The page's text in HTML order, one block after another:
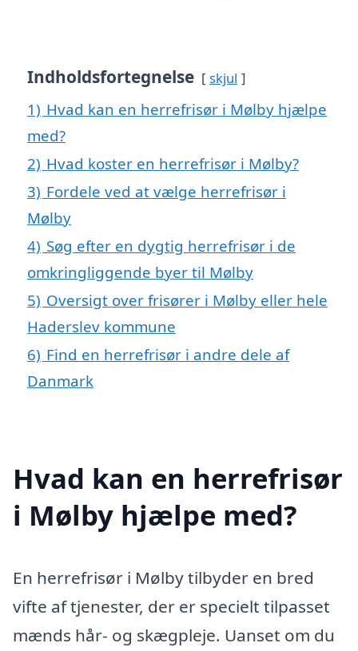
Indholdsfortegnelse skjul
1) Hvad kan en herrefrisør i Mølby hjælpe
med?
2) Hvad koster en herrefrisør i Mølby?
3) Fordele ved at vælge herrefrisør i
Mølby
4) Søg efter en dygtig herrefrisør i de
omkringliggende byer til Mølby
5) Oversigt over frisører i Mølby eller hele
Haderslev kommune
6) Find en herrefrisør i andre dele af
Danmark
Hvad kan en herrefrisør
i Mølby hjælpe med?
En herrefrisør i Mølby tilbyder en bred
vifte af tjenester, der er specielt tilpasset
mænds hår- og skægpleje. Uanset om du